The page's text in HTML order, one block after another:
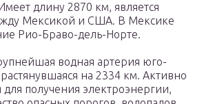
длину 2870 км, является
Мексикой и США. В Мексике
Рио-Браво-дель-Норте.
водная артерия юго-
на 2334 км. Активно
для получения электроэнергии,